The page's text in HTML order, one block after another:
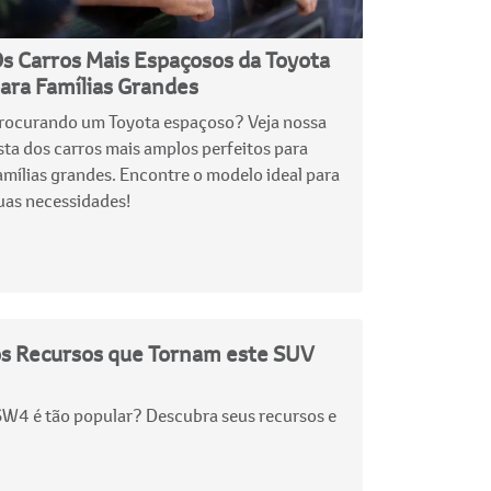
Carros Mais Espaçosos da Toyota
Famílias Grandes
um Toyota espaçoso? Veja nossa
dos carros mais amplos perfeitos para
grandes. Encontre o modelo ideal para
necessidades!
Recursos que Tornam este SUV
é tão popular? Descubra seus recursos e